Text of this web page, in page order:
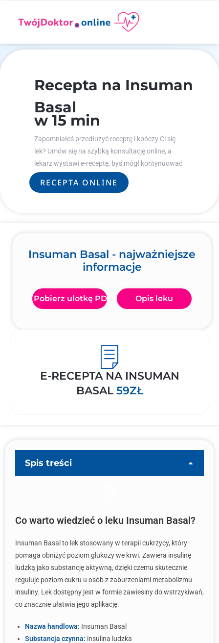
Recepta na Insuman
Basal
w 15 min
Zapomniałeś przedłużyć receptę i kończy Ci się
lek? Umów się na szybką konsultację online, a
lekarz wystawi e-receptę, byś mógł kontynuować
leczenie.
RECEPTA ONLINE
Insuman Basal - najważniejsze
informacje
Pobierz ulotkę PDF Opis leku
E-RECEPTA NA INSUMAN
BASAL 59ZŁ
Spis treści
Co warto wiedzieć o leku Insuman Basal?
Insuman Basal to lek stosowany w terapii cukrzycy, który
pomaga obniżyć poziom glukozy we krwi. Zawiera insulinę
ludzką jako substancję aktywną, dzięki czemu skutecznie
reguluje poziom cukru u osób z zaburzeniami metabolizmu
insuliny. Lek dostępny jest w formie zawiesiny do wstrzykiwań,
co znacznie ułatwia jego aplikację.
Nazwa handlowa: Insuman Basal
Substancja czynna: insulina ludzka